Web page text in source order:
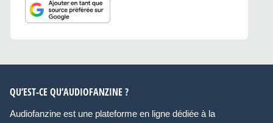
QU’EST-CE QU’AUDIOFANZINE ?
Audiofanzine est une plateforme en ligne dédiée à la